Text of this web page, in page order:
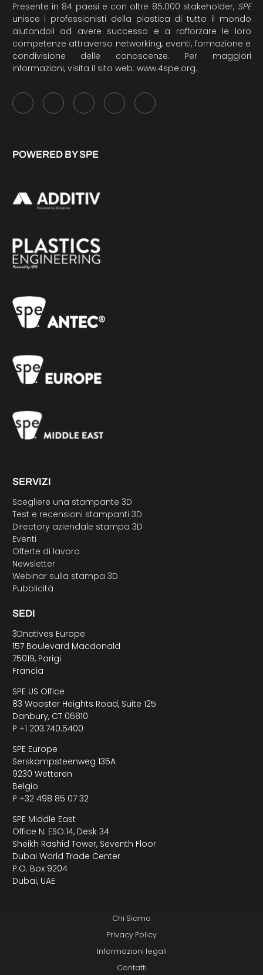
Presente in 84 paesi e con oltre 85.000 stakeholder, SPE
unisce i professionisti della plastica di tutto il mondo
aiutandoli ad avere successo e a rafforzare le loro
competenze attraverso networking, eventi, formazione e
condivisione delle conoscenze. Per maggiori
informazioni, visita il sito web: www.4spe.org.
POWERED BY SPE
SERVIZI
Scegliere una stampante 3D
Test e recensioni stampanti 3D
Directory aziendale stampa 3D
Eventi
Offerte di lavoro
Newsletter
Webinar sulla stampa 3D
Pubblicità
SEDI
3Dnatives Europe
157 Boulevard Macdonald
75019, Parigi
Francia
SPE US Office
83 Wooster Heights Road, Suite 125
Danbury, CT 06810
P +1 203.740.5400
SPE Europe
Serskampsteenweg 135A
9230 Wetteren
Belgio
P +32 498 85 07 32
SPE Middle East
Office N. ESO:14, Desk 34
Sheikh Rashid Tower, Seventh Floor
Dubai World Trade Center
P.O. Box 9204
Dubai, UAE
Chi Siamo
Privacy Policy
Informazioni legali
Contatti